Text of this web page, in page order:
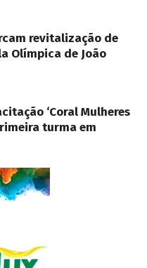
revitalização de
Olímpica de João
‘Coral Mulheres
turma em